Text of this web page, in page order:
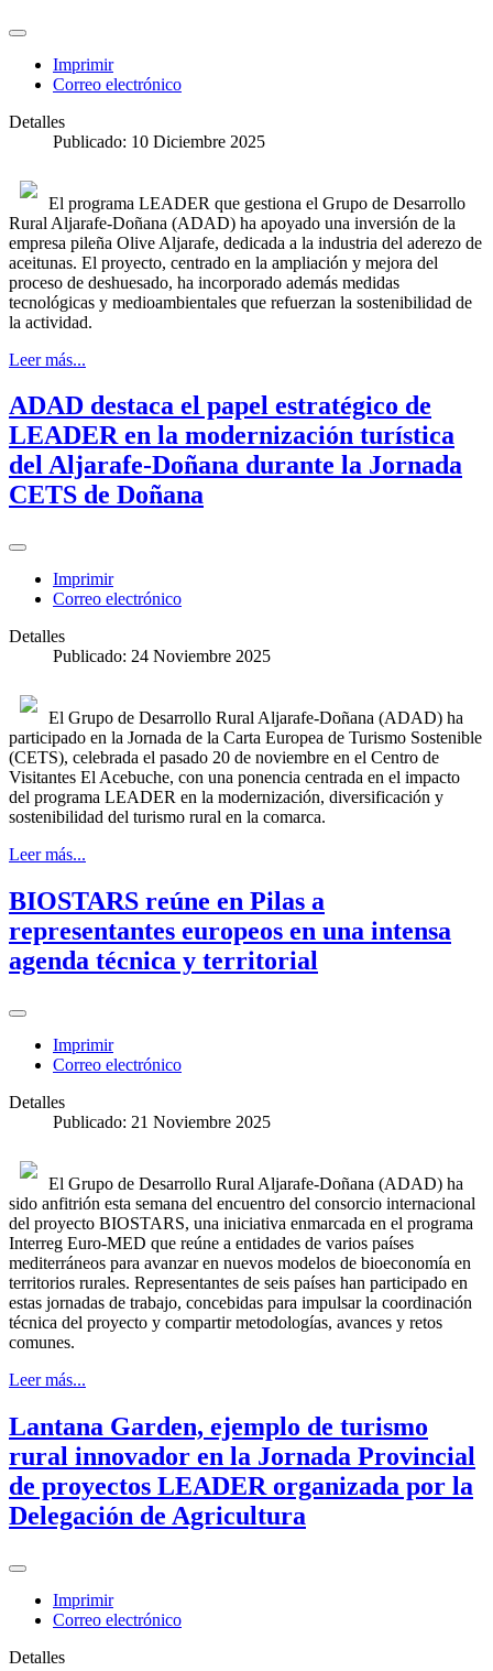
Imprimir
Correo electrónico
Detalles
Publicado: 10 Diciembre 2025
El programa LEADER que gestiona el Grupo de Desarrollo
Rural Aljarafe-Doñana (ADAD) ha apoyado una inversión de la
empresa pileña Olive Aljarafe, dedicada a la industria del aderezo de
aceitunas. El proyecto, centrado en la ampliación y mejora del
proceso de deshuesado, ha incorporado además medidas
tecnológicas y medioambientales que refuerzan la sostenibilidad de
la actividad.
Leer más...
ADAD destaca el papel estratégico de
LEADER en la modernización turística
del Aljarafe-Doñana durante la Jornada
CETS de Doñana
Imprimir
Correo electrónico
Detalles
Publicado: 24 Noviembre 2025
El Grupo de Desarrollo Rural Aljarafe-Doñana (ADAD) ha
participado en la Jornada de la Carta Europea de Turismo Sostenible
(CETS), celebrada el pasado 20 de noviembre en el Centro de
Visitantes El Acebuche, con una ponencia centrada en el impacto
del programa LEADER en la modernización, diversificación y
sostenibilidad del turismo rural en la comarca.
Leer más...
BIOSTARS reúne en Pilas a
representantes europeos en una intensa
agenda técnica y territorial
Imprimir
Correo electrónico
Detalles
Publicado: 21 Noviembre 2025
El Grupo de Desarrollo Rural Aljarafe-Doñana (ADAD) ha
sido anfitrión esta semana del encuentro del consorcio internacional
del proyecto BIOSTARS, una iniciativa enmarcada en el programa
Interreg Euro-MED que reúne a entidades de varios países
mediterráneos para avanzar en nuevos modelos de bioeconomía en
territorios rurales. Representantes de seis países han participado en
estas jornadas de trabajo, concebidas para impulsar la coordinación
técnica del proyecto y compartir metodologías, avances y retos
comunes.
Leer más...
Lantana Garden, ejemplo de turismo
rural innovador en la Jornada Provincial
de proyectos LEADER organizada por la
Delegación de Agricultura
Imprimir
Correo electrónico
Detalles